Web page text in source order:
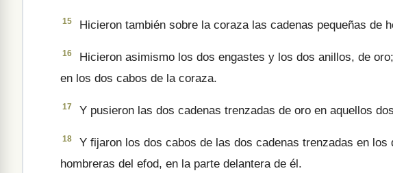
15 Hicieron también sobre la coraza las cadenas pequeñas de
16
Hicieron asimismo los dos engastes y los dos anillos, de
en los dos cabos de la coraza.
17 Y pusieron las dos cadenas trenzadas de oro en aquellos
18
Y fijaron los dos cabos de las dos cadenas trenzadas en
hombre­ras del efod, en la parte delan­tera de él.